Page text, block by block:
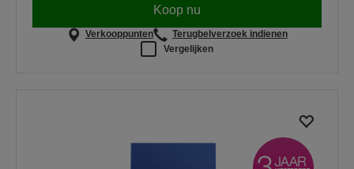
Koop nu
Verkooppunten
Terugbelverzoek indienen
Vergelijken